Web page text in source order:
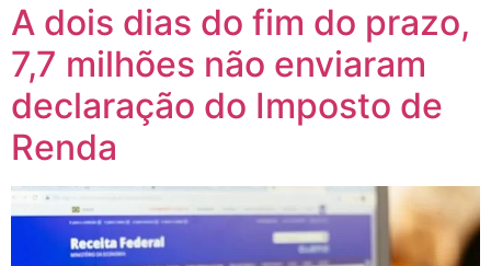
A dois dias do fim do prazo,
7,7 milhões não enviaram
declaração do Imposto de
Renda